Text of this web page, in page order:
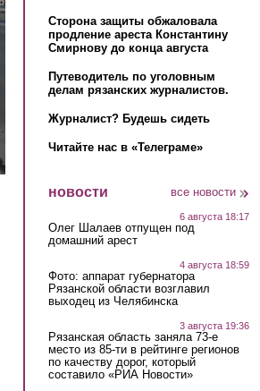
Сторона защиты обжаловала
продление ареста Константину
Смирнову до конца августа
Путеводитель по уголовным
делам рязанских журналистов.
Журналист? Будешь сидеть
Читайте нас в «Телеграме»
новости все новости
6 августа 18:17
Олег Шалаев отпущен под
домашний арест
4 августа 18:59
Фото: аппарат губернатора
Рязанской области возглавил
выходец из Челябинска
3 августа 19:36
Рязанская область заняла 73-е
место из 85-ти в рейтинге регионов
по качеству дорог, который
составило «РИА Новости»